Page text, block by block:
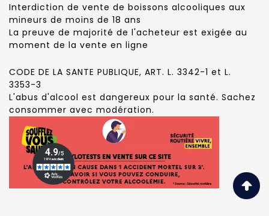
Interdiction de vente de boissons alcooliques aux
mineurs de moins de 18 ans
La preuve de majorité de l'acheteur est exigée au
moment de la vente en ligne
CODE DE LA SANTE PUBLIQUE, ART. L. 3342-1 et L.
3353-3
L'abus d'alcool est dangereux pour la santé. Sachez
consommer avec modération.